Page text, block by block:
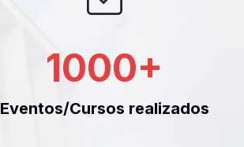
1000+
Eventos/Cursos realizados